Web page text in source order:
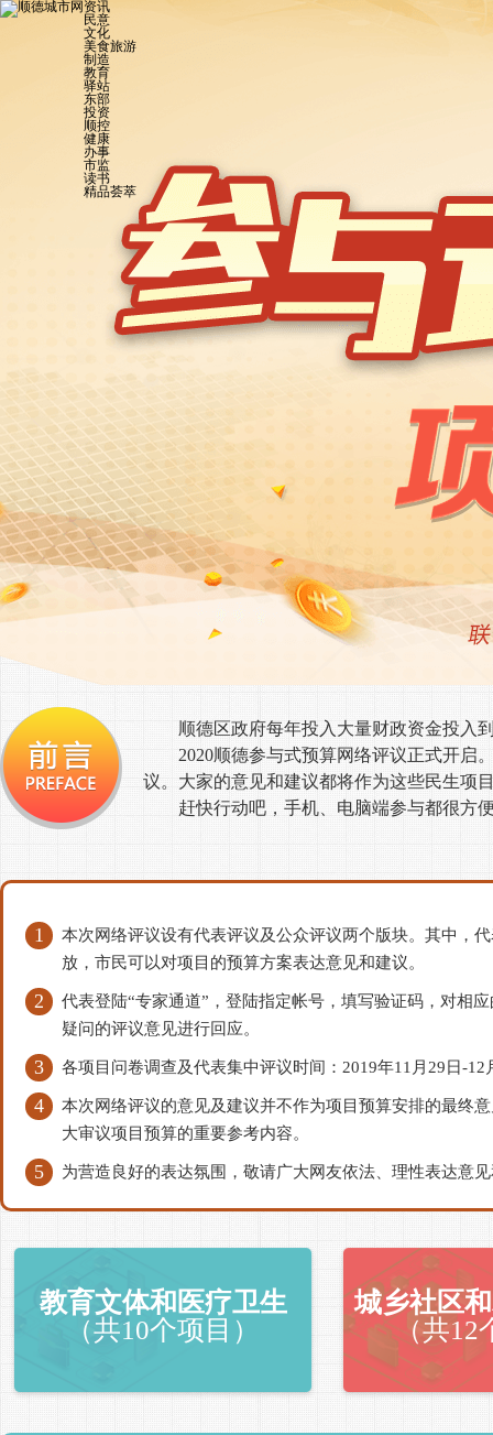
资讯
民意
文化
美食旅游
制造
教育
驿站
东部
投资
顺控
健康
办事
市监
读书
精品荟萃
顺德区政府每年投入大量财政资金投入
2020顺德参与式预算网络评议正式开启
议。大家的意见和建议都将作为这些民生项
赶快行动吧，手机、电脑端参与都很方
1
本次网络评议设有代表评议及公众评议两个版块。其中，
放，市民可以对项目的预算方案表达意见和建议。
2
代表登陆“专家通道”，登陆指定帐号，填写验证码，对相
疑问的评议意见进行回应。
3 各项目问卷调查及代表集中评议时间：2019年11月29日-12
4
本次网络评议的意见及建议并不作为项目预算安排的最终
大审议项目预算的重要参考内容。
5 为营造良好的表达氛围，敬请广大网友依法、理性表达意
教育文体和医疗卫生
（共10个项目）
城乡社区
（共12